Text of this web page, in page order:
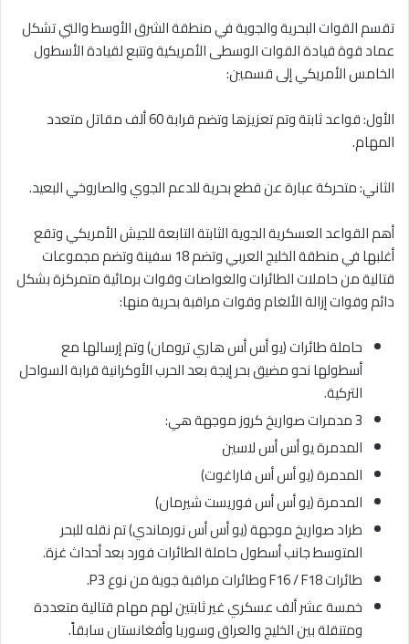
تقسم القوات البحرية والجوية في منطقة الشرق الأوسط والتي تشكل
عماد قوة قيادة القوات الوسطى الأمريكية وتتبع لقيادة الأسطول
الخامس الأمريكي إلى قسمين:
الأول: قواعد ثابتة وتم تعزيزها وتضم قرابة 60 ألف مقاتل متعدد
المهام.
الثاني: متحركة عبارة عن قطع بحرية للدعم الجوي والصاروخي البعيد.
أهم القواعد العسكرية الجوية الثابتة التابعة للجيش الأمريكي وتقع
أغلبها في منطقة الخليج العربي وتضم 18 سفينة وتضم مجموعات
قتالية من حاملات الطائرات والغواصات وقوات برمائية متمركزة بشكل
دائم وقوات إزالة الألغام وقوات مراقبة بحرية منها:
حاملة طائرات (يو أس أس هاري ترومان) وتم إرسالها مع
أسطولها نحو مضيق بحر إيجة بعد الحرب الأوكرانية قرابة السواحل
التركية.
3 مدمرات صواريخ كروز موجهة هي:
المدمرة يو أس أس لاسين
المدمرة (يو أس أس فاراغوت)
المدمرة (يو أس أس فوريست شيرمان)
طراد صواريخ موجهة (يو أس أس نورماندي) تم نقله للبحر
المتوسط جانب أسطول حاملة الطائرات فورد بعد أحداث غزة.
طائرات F16 / F18 وطائرات مراقبة جوية من نوع P3.
خمسة عشر ألف عسكري غير ثابتين لهم مهام قتالية متعددة
ومتنقلة بين الخليج والعراق وسوريا وأفغانستان سابقاً.